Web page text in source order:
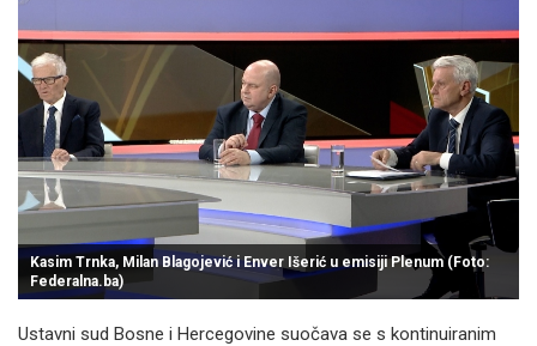
Kasim Trnka, Milan Blagojević i Enver Išerić u emisiji Plenum (Foto:
Federalna.ba)
Ustavni sud Bosne i Hercegovine suočava se s kontinuiranim